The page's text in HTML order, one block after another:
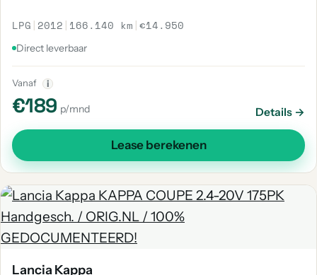
LPG | 2012 | 166.140 km |€14.950
Direct leverbaar
Vanaf i
€189 p/mnd Details →
Lease berekenen
Lancia Kappa